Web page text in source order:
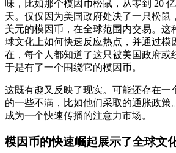
味，比如那个模因币松鼠，从零到 20
天。仅仅因为美国政府处决了一只松鼠
美元的模因币，在全球范围内交易。这
球文化上如何快速反应热点，并通过模
在，每个人都知道了这只被美国政府或
于是有了一个围绕它的模因币。
这既有趣又反映了现实。可能还存在一
的一些不满，比如他们采取的通胀政策
成为一个快速传播的注意力市场。
模因币的快速崛起展示了全球文